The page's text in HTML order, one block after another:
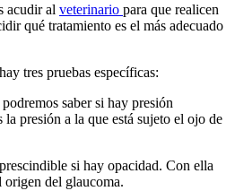
acudir al veterinario para que realicen
qué tratamiento es el más adecuado
tres pruebas específicas:
saber si hay presión
la presión a la que está sujeto el ojo de
si hay opacidad. Con ella
origen del glaucoma.